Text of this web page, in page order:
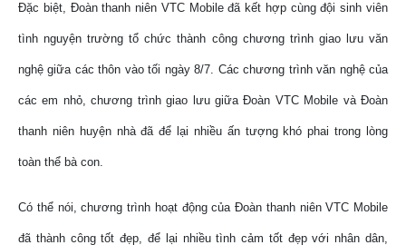
Đặc biệt, Đoàn thanh niên VTC Mobile đã kết hợp cùng đội sinh viên
tình nguyện trường tổ chức thành công chương trình giao lưu văn
nghệ giữa các thôn vào tối ngày 8/7. Các chương trình văn nghệ của
các em nhỏ, chương trình giao lưu giữa Đoàn VTC Mobile và Đoàn
thanh niên huyện nhà đã để lại nhiều ấn tượng khó phai trong lòng
toàn thể bà con.
Có thể nói, chương trình hoạt động của Đoàn thanh niên VTC Mobile
đã thành công tốt đẹp, để lại nhiều tình cảm tốt đẹp với nhân dân,